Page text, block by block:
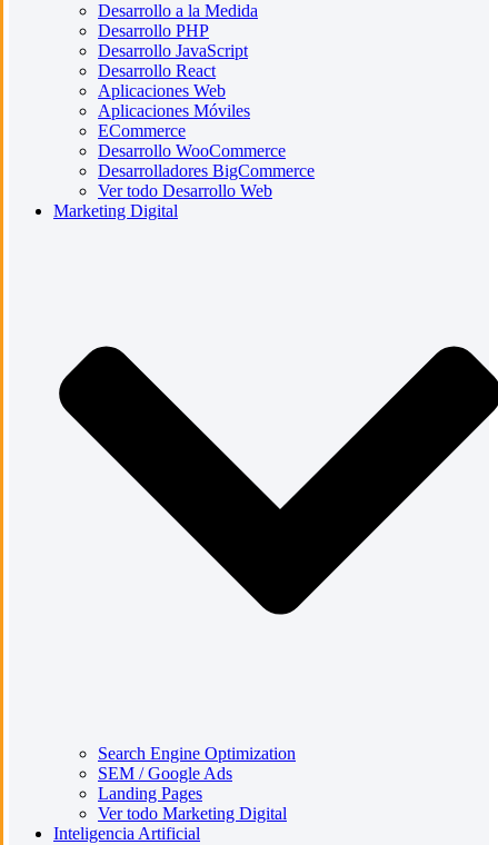
Desarrollo a la Medida
Desarrollo PHP
Desarrollo JavaScript
Desarrollo React
Aplicaciones Web
Aplicaciones Móviles
ECommerce
Desarrollo WooCommerce
Desarrolladores BigCommerce
Ver todo Desarrollo Web
Marketing Digital
Search Engine Optimization
SEM / Google Ads
Landing Pages
Ver todo Marketing Digital
Inteligencia Artificial